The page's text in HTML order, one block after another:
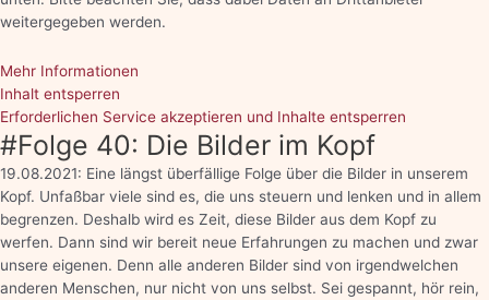
weitergegeben werden.
Mehr Informationen
Inhalt entsperren
Erforderlichen Service akzeptieren und Inhalte entsperren
#Folge 40: Die Bilder im Kopf
19.08.2021: Eine längst überfällige Folge über die Bilder in unserem
Kopf. Unfaßbar viele sind es, die uns steuern und lenken und in allem
begrenzen. Deshalb wird es Zeit, diese Bilder aus dem Kopf zu
werfen. Dann sind wir bereit neue Erfahrungen zu machen und zwar
unsere eigenen. Denn alle anderen Bilder sind von irgendwelchen
anderen Menschen, nur nicht von uns selbst. Sei gespannt, hör rein,